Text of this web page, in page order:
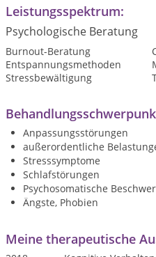
Leistungsspektrum:
Psychologische Beratung
Burnout-Beratung
Entspannungsmethoden
Stressbewältigung
Anpassungsstörungen
außerordentliche
Stresssymptome
Schlafstörungen
Psychosomatische
Ängste, Phobien
Meine therapeutische